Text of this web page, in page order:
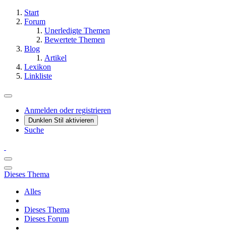
Start
Forum
Unerledigte Themen
Bewertete Themen
Blog
Artikel
Lexikon
Linkliste
Anmelden oder registrieren
Dunklen Stil aktivieren
Suche
Dieses Thema
Alles
Dieses Thema
Dieses Forum